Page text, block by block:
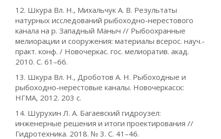
12. Шкура Вл. Н., Михальчук А. В. Результаты
натурных исследований рыбоходно-нерестового
канала на р. Западный Маныч // Рыбоохранные
мелиорации и сооружения: материалы всерос. науч.-
практ. конф. / Новочеркас. гос. мелиоратив. акад.
2010. С. 61–66.
13. Шкура Вл. Н., Дроботов А. Н. Рыбоходные и
рыбоходно-нерестовые каналы. Новочеркасск:
НГМА, 2012. 203 с.
14. Шурухин Л. А. Багаевский гидроузел:
инженерные решения и итоги проектирования //
Гидротехника. 2018. № 3. С. 41–46.